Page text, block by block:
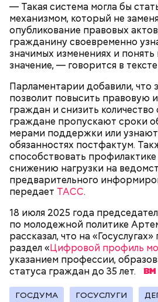
— Такая система могла бы
механизмом, который не
опубликование правовых
гражданину своевременно
значимых изменениях и понять
значение, — говорится в
Парламентарии добавили, что
позволит повысить правовую
граждан и снизить
граждане пропускают сроки
мерами поддержки или
обязанностях постфактум.
способствовать
снижению нагрузки на
предварительного
передает ТАСС.
18 июля 2025 года
по молодежной политике
рассказал, что на
раздел «Цифровой профиль
указанием профессии,
статуса граждан до 35 лет.
ГОСДУМА ГОСУСЛУГИ
— Кабачки, порезанные
обжарить на сковороде. К ним
петрушки, чеснок, соль и
Получается очень вкусно, —
Копылов.
Спагетти из кабачков
— В дыне содержится много
представлен фруктозой. С
хорошо, потому что дает
помнить, что сладкими
увлекаться, так же как и
сахарным диабетом и лишним
подчеркнула доктор.